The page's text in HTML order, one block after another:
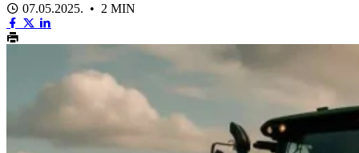
07.05.2025. • 2 MIN